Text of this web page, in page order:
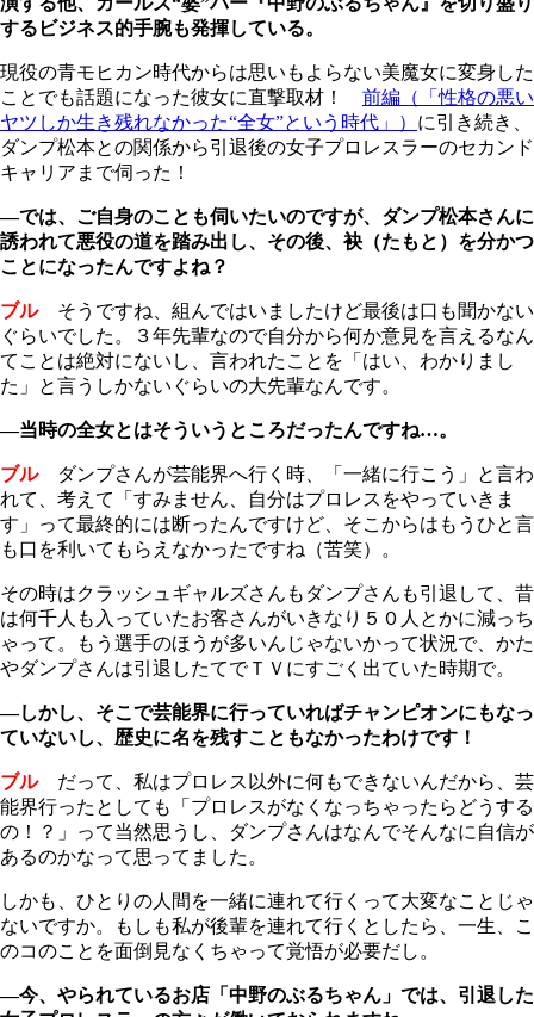
するビジネス的手腕も発揮している。
現役の青モヒカン時代からは思いもよらない美魔女に変身した
ことでも話題になった彼女に直撃取材！ 前編（「性格の悪い
ヤツしか生き残れなかった“全女”という時代」） に引き続き、
ダンプ松本との関係から引退後の女子プロレスラーのセカンド
キャリアまで伺った！
―では、ご自身のことも伺いたいのですが、ダンプ松本さんに
誘われて悪役の道を踏み出し、その後、袂（たもと）を分かつ
ことになったんですよね？
ブルそうですね、組んではいましたけど最後は口も聞かない
ぐらいでした。３年先輩なので自分から何か意見を言えるなん
てことは絶対にないし、言われたことを「はい、わかりまし
た」と言うしかないぐらいの大先輩なんです。
―当時の全女とはそういうところだったんですね…。
ブルダンプさんが芸能界へ行く時、「一緒に行こう」と言わ
れて、考えて「すみません、自分はプロレスをやっていきま
す」って最終的には断ったんですけど、そこからはもうひと言
も口を利いてもらえなかったですね（苦笑）。
その時はクラッシュギャルズさんもダンプさんも引退して、昔
は何千人も入っていたお客さんがいきなり５０人とかに減っち
ゃって。もう選手のほうが多いんじゃないかって状況で、かた
やダンプさんは引退したてでＴＶにすごく出ていた時期で。
―しかし、そこで芸能界に行っていればチャンピオンにもなっ
ていないし、歴史に名を残すこともなかったわけです！
ブルだって、私はプロレス以外に何もできないんだから、芸
能界行ったとしても「プロレスがなくなっちゃったらどうする
の！？」って当然思うし、ダンプさんはなんでそんなに自信が
あるのかなって思ってました。
しかも、ひとりの人間を一緒に連れて行くって大変なことじゃ
ないですか。もしも私が後輩を連れて行くとしたら、一生、こ
のコのことを面倒見なくちゃって覚悟が必要だし。
―今、やられているお店「中野のぶるちゃん」では、引退した